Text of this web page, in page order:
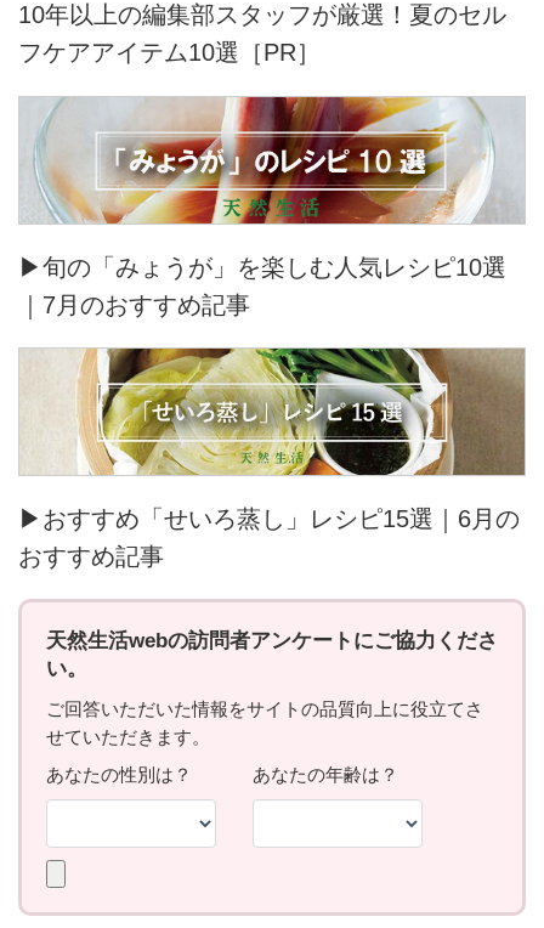
10年以上の編集部スタッフが厳選！夏のセル
フケアアイテム10選［PR］
▶旬の「みょうが」を楽しむ人気レシピ10選
｜7月のおすすめ記事
▶おすすめ「せいろ蒸し」レシピ15選｜6月の
おすすめ記事